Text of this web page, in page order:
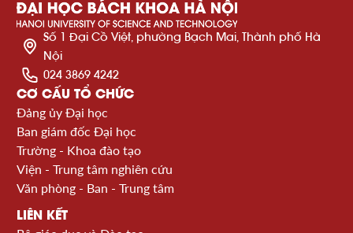
Số 1 Đại Cồ Việt, phường Bạch Mai, Thành phố Hà
Nội
024 3869 4242
CƠ CẤU TỔ CHỨC
Đảng ủy Đại học
Ban giám đốc Đại học
Trường - Khoa đào tạo
Viện - Trung tâm nghiên cứu
Văn phòng - Ban - Trung tâm
LIÊN KẾT